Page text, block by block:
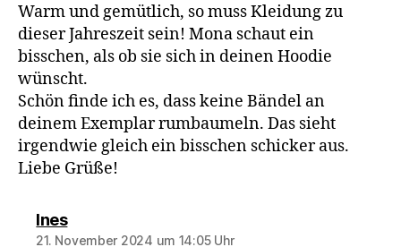
Warm und gemütlich, so muss Kleidung zu
dieser Jahreszeit sein! Mona schaut ein
bisschen, als ob sie sich in deinen Hoodie
wünscht.
Schön finde ich es, dass keine Bändel an
deinem Exemplar rumbaumeln. Das sieht
irgendwie gleich ein bisschen schicker aus.
Liebe Grüße!
Inessagt:
21. November 2024 um 14:05 Uhr